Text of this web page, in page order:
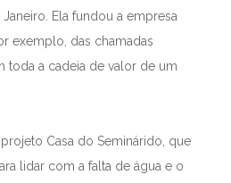
Ela fundou a empresa
exemplo, das chamadas
toda a cadeia de valor de um
Casa do Seminárido, que
lidar com a falta de água e o